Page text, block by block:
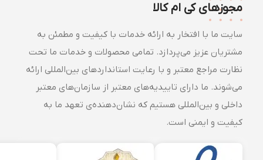
مجوزهای کی ام کالا
سایت ما با افتخار به ارائه خدمات با کیفیت و مطمئن به
مشتریان عزیز می‌پردازد. تمامی محصولات و خدمات ما تحت
نظارت مراجع معتبر و با رعایت استانداردهای بین‌المللی ارائه
می‌شوند. ما دارای تاییدیه‌های معتبر از سازمان‌های معتبر
داخلی و بین‌المللی هستیم که نشان‌دهنده‌ی تعهد ما به
کیفیت و ایمنی است.